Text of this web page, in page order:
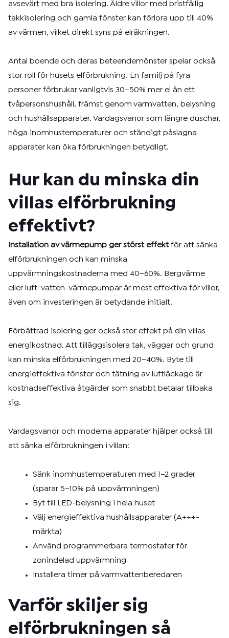
avsevärt med bra isolering. Äldre villor med bristfällig
takkisolering och gamla fönster kan förlora upp till 40%
av värmen, vilket direkt syns på elräkningen.
Antal boende och deras beteendemönster spelar också
stor roll för husets elförbrukning. En familj på fyra
personer förbrukar vanligtvis 30–50% mer el än ett
tvåpersonshushåll, främst genom varmvatten, belysning
och hushållsapparater. Vardagsvanor som längre duschar,
höga inomhustemperaturer och ständigt påslagna
apparater kan öka förbrukningen betydligt.
Hur kan du minska din
villas elförbrukning
effektivt?
Installation av värmepump ger störst effektför att sänka
elförbrukningen och kan minska
uppvärmningskostnaderna med 40–60%. Bergvärme
eller luft-vatten-värmepumpar är mest effektiva för villor,
även om investeringen är betydande initialt.
Förbättrad isolering ger också stor effekt på din villas
energikostnad. Att tilläggsisolera tak, väggar och grund
kan minska elförbrukningen med 20–40%. Byte till
energieffektiva fönster och tätning av luftläckage är
kostnadseffektiva åtgärder som snabbt betalar tillbaka
sig.
Vardagsvanor och moderna apparater hjälper också till
att sänka elförbrukningen i villan:
Sänk inomhustemperaturen med 1–2 grader
(sparar 5–10% på uppvärmningen)
Byt till LED-belysning i hela huset
Välj energieffektiva hushållsapparater (A+++-
märkta)
Använd programmerbara termostater för
zonindelad uppvärmning
Installera timer på varmvattenberedaren
Varför skiljer sig
elförbrukningen så